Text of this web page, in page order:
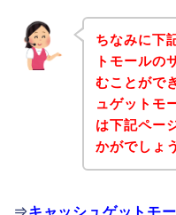
ちなみに下
トモールの
むことがで
ュゲットモ
は下記ペー
かがでしょ